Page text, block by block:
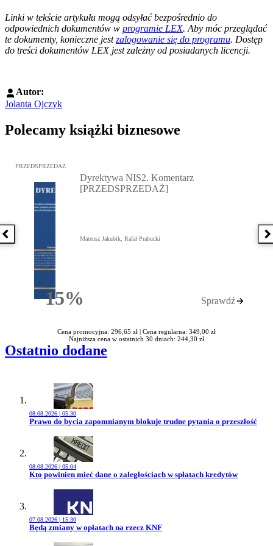
Linki w tekście artykułu mogą odsyłać bezpośrednio do
odpowiednich dokumentów w programie LEX. Aby móc przeglądać
te dokumenty, konieczne jestzalogowanie się do programu. Dostęp
do treści dokumentów LEX jest zależny od posiadanych licencji.
Autor:
Jolanta Ojczyk
Polecamy książki biznesowe
Poprzednia książka
Przejdź do: Dyrektywa NIS2. Komentarz [PRZEDSPRZEDAŻ],
PRZEDSPRZEDAŻ
15%Rabatu
Dyrektywa NIS2. Komentarz
[PRZEDSPRZEDAŻ]
Mateusz Jakubik, Rafał Prabucki
Sprawdź
Cena promocyjna: 296,65 zł | Cena regularna: 349,00 zł
Najniższa cena w ostatnich 30 dniach: 244,30 zł
Ostatnio dodane
08.08.2026 | 05:30
Przejdź do artykułu:
Prawo do bycia zapomnianym blokuje trudne pytania o przeszłość
08.08.2026 | 05:04
Przejdź do artykułu:
Kto powinien mieć dane o zaległościach w spłatach kredytów
07.08.2026 | 15:30
Przejdź do artykułu:
Będą zmiany w opłatach na rzecz KNF